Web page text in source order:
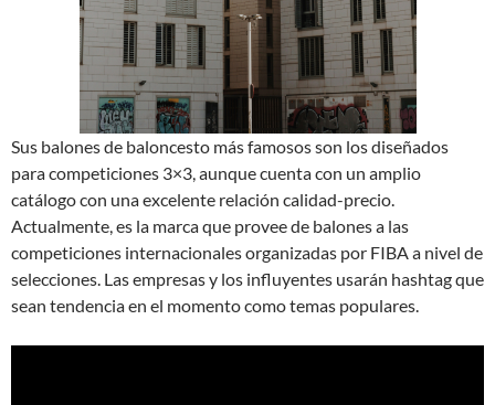
Sus balones de baloncesto más famosos son los diseñados
para competiciones 3×3, aunque cuenta con un amplio
catálogo con una excelente relación calidad-precio.
Actualmente, es la marca que provee de balones a las
competiciones internacionales organizadas por FIBA a nivel de
selecciones. Las empresas y los influyentes usarán hashtag que
sean tendencia en el momento como temas populares.